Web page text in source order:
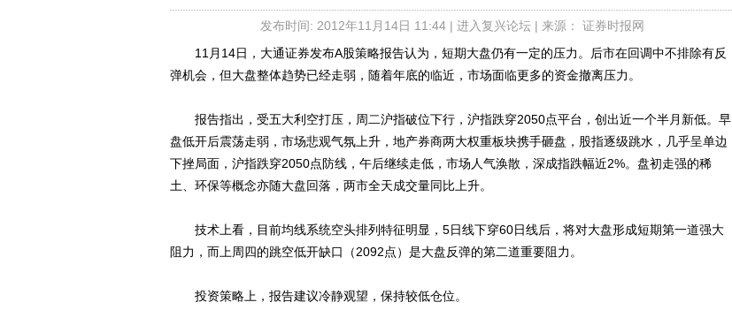
发布时间: 2012年11月14日 11:44 | 进入复兴论坛| 来源： 证券时报网
11月14日，大通证券发布A股策略报告认为，短期大盘仍有一定的压力。后市在回调中不排除有反
弹机会，但大盘整体趋势已经走弱，随着年底的临近，市场面临更多的资金撤离压力。
报告指出，受五大利空打压，周二沪指破位下行，沪指跌穿2050点平台，创出近一个半月新低。早
盘低开后震荡走弱，市场悲观气氛上升，地产券商两大权重板块携手砸盘，股指逐级跳水，几乎呈单边
下挫局面，沪指跌穿2050点防线，午后继续走低，市场人气涣散，深成指跌幅近2%。盘初走强的稀
土、环保等概念亦随大盘回落，两市全天成交量同比上升。
技术上看，目前均线系统空头排列特征明显，5日线下穿60日线后，将对大盘形成短期第一道强大
阻力，而上周四的跳空低开缺口（2092点）是大盘反弹的第二道重要阻力。
投资策略上，报告建议冷静观望，保持较低仓位。